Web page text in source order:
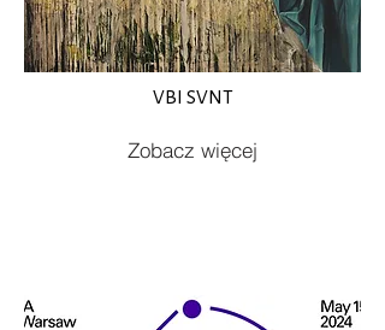
VBI SVNT
Zobacz więcej